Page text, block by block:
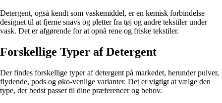
Detergent, også kendt som vaskemiddel, er en kemisk forbindelse
designet til at fjerne snavs og pletter fra tøj og andre tekstiler under
vask. Det er afgørende for at opnå rene og friske tekstiler.
Forskellige Typer af Detergent
Der findes forskellige typer af detergent på markedet, herunder pulver,
flydende, pods og øko-venlige varianter. Det er vigtigt at vælge den
type, der bedst passer til dine præferencer og behov.